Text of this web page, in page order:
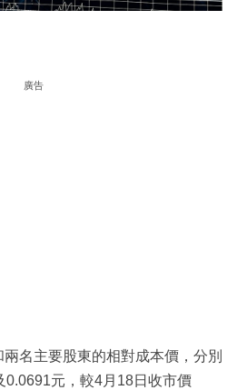
廣告
名主要股東的相對成本價，分別
0.0691元，較4月18日收市價